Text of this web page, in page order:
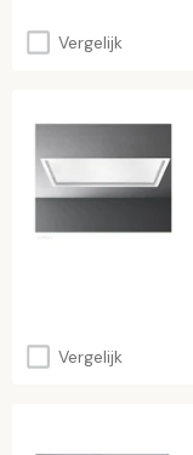
Vergelijk
Vergelijk